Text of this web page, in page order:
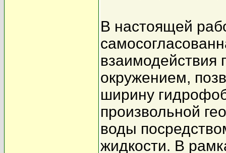
В настоящей
окружением,
ширину
произвольной
воды
жидкости. В